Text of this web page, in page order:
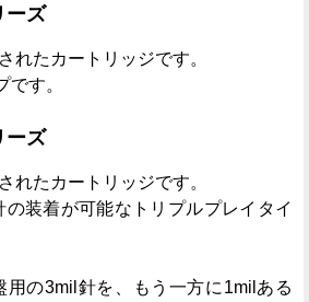
ーズ
れたカートリッジです。
です。
ーズ
れたカートリッジです。
の装着が可能なトリプルプレイタイ
用の3mil針を、もう一方に1milある